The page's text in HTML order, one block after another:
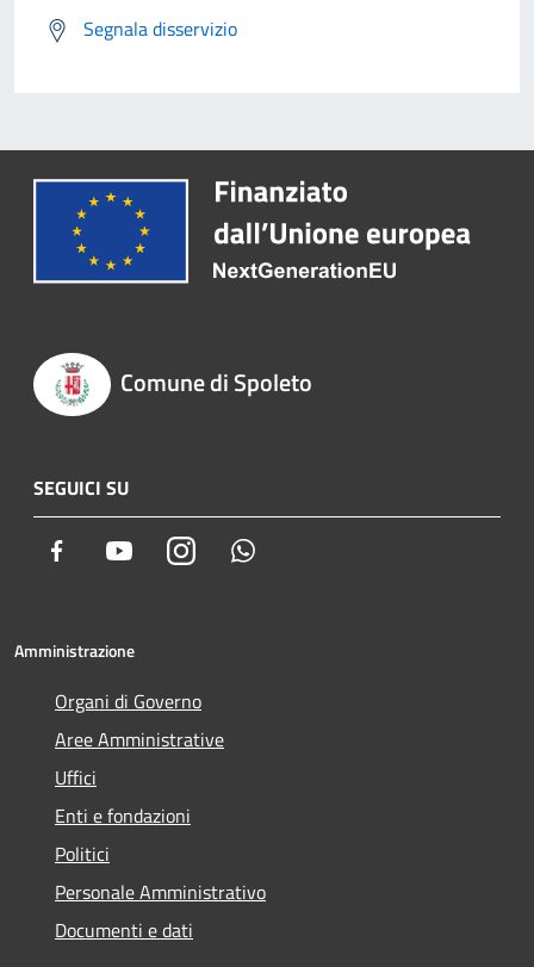
Segnala disservizio
Comune di Spoleto
SEGUICI SU
Facebook YoutubeInstagram
Amministrazione
Organi di Governo
Aree Amministrative
Uffici
Enti e fondazioni
Politici
Personale Amministrativo
Documenti e dati